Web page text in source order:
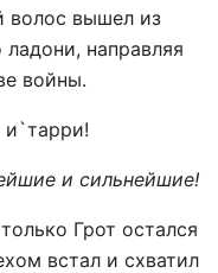
волос вышел из
направляя
войны.
и сильнейшие!
Грот остался
встал и схватил